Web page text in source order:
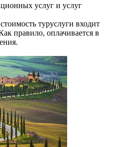
услуг и услуг
туруслуги входит
правило, оплачивается в